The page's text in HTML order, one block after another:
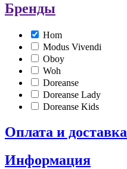
Бренды
Hom
Modus Vivendi
Oboy
Woh
Doreanse
Doreanse Lady
Doreanse Kids
Оплата и доставка
Информация